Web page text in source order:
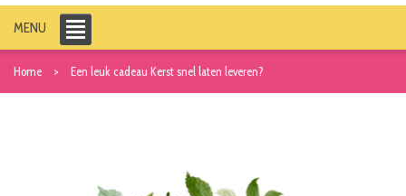
MENU
Home Een leuk cadeau Kerst snel laten leveren?